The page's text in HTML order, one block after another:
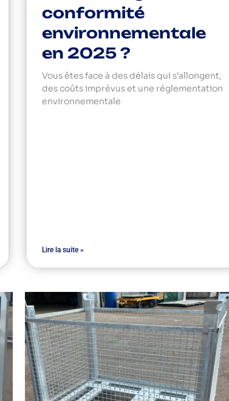
conformité
environnementale
en 2025 ?
Vous êtes face à des délais qui s’allongent,
des coûts imprévus et une réglementation
environnementale
Lire la suite »